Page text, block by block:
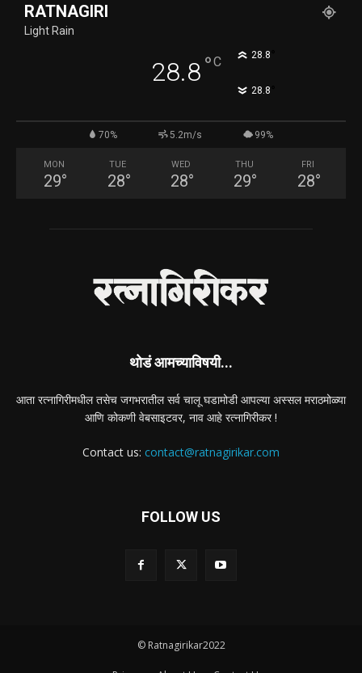
RATNAGIRI
Light Rain
28.8°C 28.8
28.8
70% 5.2m/s 99%
MON
29°
TUE
28°
WED
28°
THU
29°
FRI
28°
थोडं आमच्याविषयी...
आता रत्नागिरीमधील तसेच जगभरातील सर्व चालू घडामोडी आपल्या अस्सल मराठमोळ्या
आणि कोकणी वेबसाइटवर, नाव आहे रत्नागिरीकर !
Contact us: contact@ratnagirikar.com
FOLLOW US
© Ratnagirikar2022